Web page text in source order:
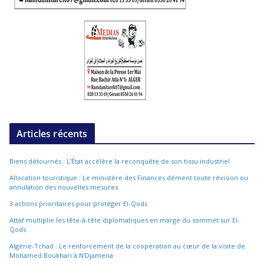
Articles récents
Biens détournés : L’État accélère la reconquête de son tissu industriel
Allocation touristique : Le ministère des Finances dément toute révision ou
annulation des nouvelles mesures
3 actions prioritaires pour protéger El-Qods
Attaf multiplie les tête-à-tête diplomatiques en marge du sommet sur El-
Qods
Algérie-Tchad : Le renforcement de la coopération au cœur de la visite de
Mohamed Boukhari à N’Djamena